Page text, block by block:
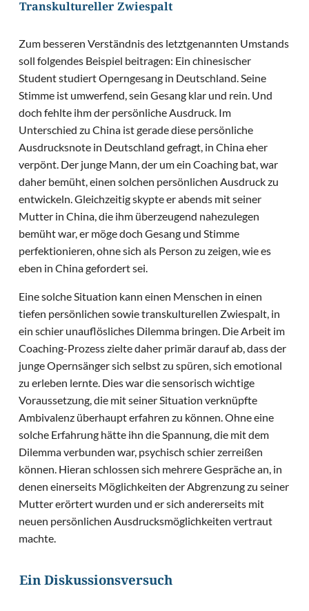
Transkultureller Zwiespalt
Zum besseren Verständnis des letztgenannten Umstands
soll folgendes Beispiel beitragen: Ein chinesischer
Student studiert Operngesang in Deutschland. Seine
Stimme ist umwerfend, sein Gesang klar und rein. Und
doch fehlte ihm der persönliche Ausdruck. Im
Unterschied zu China ist gerade diese persönliche
Ausdrucksnote in Deutschland gefragt, in China eher
verpönt. Der junge Mann, der um ein Coaching bat, war
daher bemüht, einen solchen persönlichen Ausdruck zu
entwickeln. Gleichzeitig skypte er abends mit seiner
Mutter in China, die ihm überzeugend nahezulegen
bemüht war, er möge doch Gesang und Stimme
perfektionieren, ohne sich als Person zu zeigen, wie es
eben in China gefordert sei.
Eine solche Situation kann einen Menschen in einen
tiefen persönlichen sowie transkulturellen Zwiespalt, in
ein schier unauflösliches Dilemma bringen. Die Arbeit im
Coaching-Prozess zielte daher primär darauf ab, dass der
junge Opernsänger sich selbst zu spüren, sich emotional
zu erleben lernte. Dies war die sensorisch wichtige
Voraussetzung, die mit seiner Situation verknüpfte
Ambivalenz überhaupt erfahren zu können. Ohne eine
solche Erfahrung hätte ihn die Spannung, die mit dem
Dilemma verbunden war, psychisch schier zerreißen
können. Hieran schlossen sich mehrere Gespräche an, in
denen einerseits Möglichkeiten der Abgrenzung zu seiner
Mutter erörtert wurden und er sich andererseits mit
neuen persönlichen Ausdrucksmöglichkeiten vertraut
machte.
Ein Diskussionsversuch